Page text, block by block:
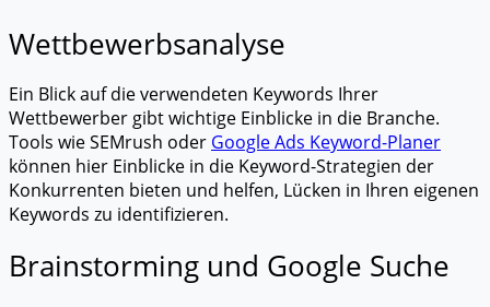
Wettbewerbsanalyse
Ein Blick auf die verwendeten Keywords Ihrer
Wettbewerber gibt wichtige Einblicke in die Branche.
Tools wie SEMrush oder Google Ads Keyword-Planer
können hier Einblicke in die Keyword-Strategien der
Konkurrenten bieten und helfen, Lücken in Ihren eigenen
Keywords zu identifizieren.
Brainstorming und Google Suche